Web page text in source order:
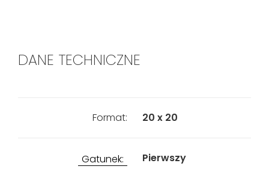
DANE TECHNICZNE
Format: 20 x 20
Gatunek: Pierwszy